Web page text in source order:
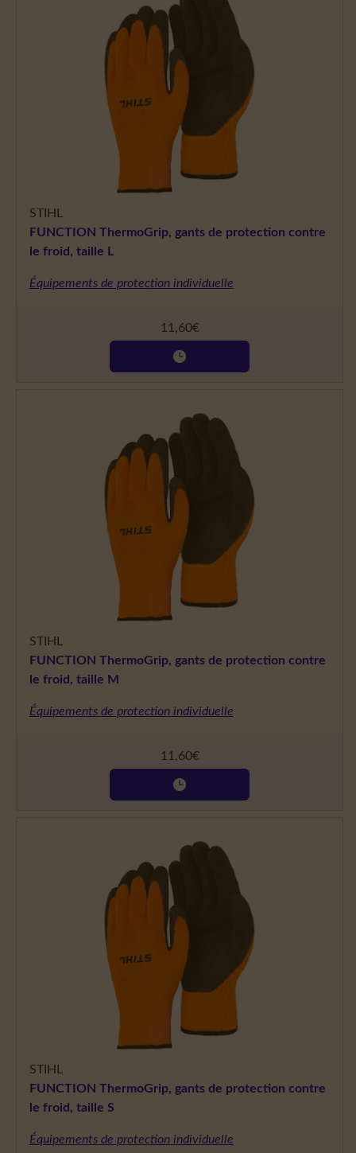
STIHL
FUNCTION ThermoGrip, gants de protection contre
le froid, taille L
Équipements de protection individuelle
11,60€
STIHL
FUNCTION ThermoGrip, gants de protection contre
le froid, taille M
Équipements de protection individuelle
11,60€
STIHL
FUNCTION ThermoGrip, gants de protection contre
le froid, taille S
Équipements de protection individuelle